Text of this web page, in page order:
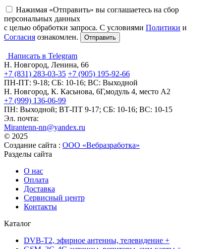
Нажимая «Отправить» вы соглашаетесь на сбор
персональных данных
с целью обработки запроса. С условиями Политики и
Согласия ознакомлен.
Написать в Telegram
Н. Новгород, Ленина, 66
+7 (831) 283-03-35 +7 (905) 195-92-66
ПН-ПТ: 9-18; СБ: 10-16; ВС: Выходной
Н. Новгород, К. Касьнова, 6Г,модуль 4, место А2
+7 (999) 136-06-99
ПН: Выходной; ВТ-ПТ 9-17; СБ: 10-16; ВС: 10-15
Эл. почта:
Mirantenn-nn@yandex.ru
© 2025
Создание сайта : ООО «Вебразработка»
Разделы сайта
О нас
Оплата
Доставка
Сервисный центр
Контакты
Каталог
DVB-T2, эфирное антенны, телевидение +